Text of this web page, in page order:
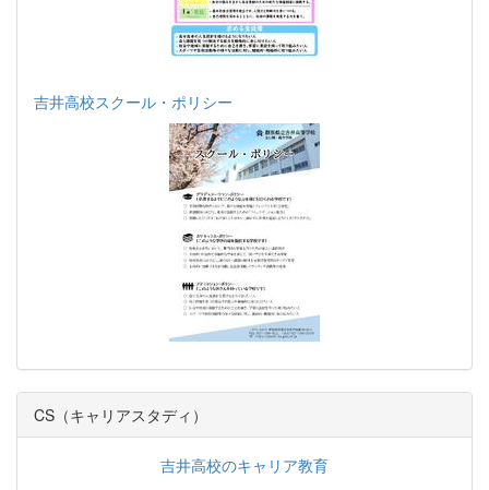
吉井高校スクール・ポリシー
CS（キャリアスタディ）
吉井高校のキャリア教育